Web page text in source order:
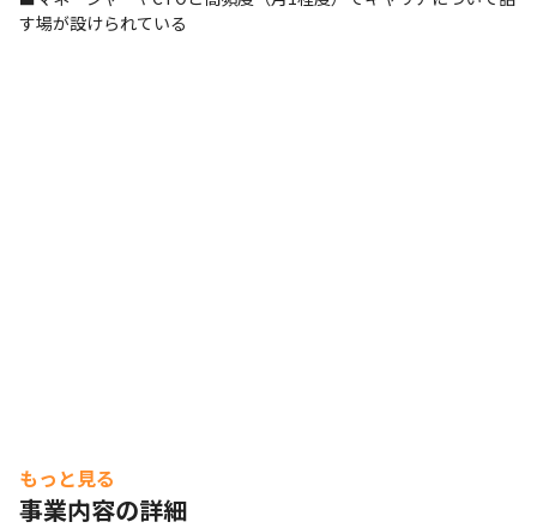
す場が設けられている
もっと見る
事業内容の詳細